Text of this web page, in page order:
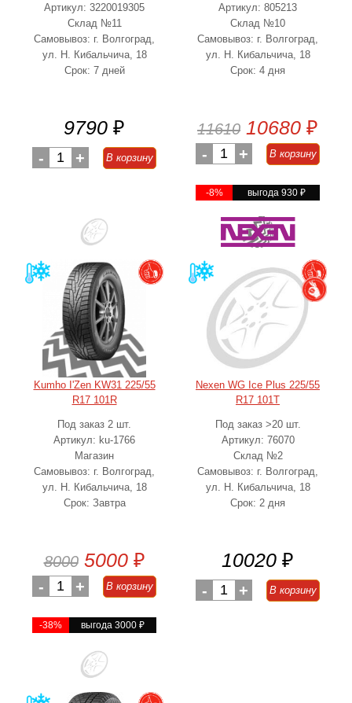
Артикул: 3220019305
Склад №11
Самовывоз: г. Волгоград,
ул. Н. Кибальчича, 18
Срок: 7 дней
9790 ₽
- 1 + В корзину
Артикул: 805213
Склад №10
Самовывоз: г. Волгоград,
ул. Н. Кибальчича, 18
Срок: 4 дня
11610 10680 ₽
- 1 + В корзину
-8% выгода 930 ₽
Kumho I'Zen KW31 225/55
R17 101R
Под заказ 2 шт.
Артикул: ku-1766
Магазин
Самовывоз: г. Волгоград,
ул. Н. Кибальчича, 18
Срок: Завтра
8000 5000 ₽
- 1 + В корзину
-38% выгода 3000₽
Nexen WG Ice Plus 225/55
R17 101T
Под заказ >20 шт.
Артикул: 76070
Склад №2
Самовывоз: г. Волгоград,
ул. Н. Кибальчича, 18
Срок: 2 дня
10020 ₽
- 1 + В корзину